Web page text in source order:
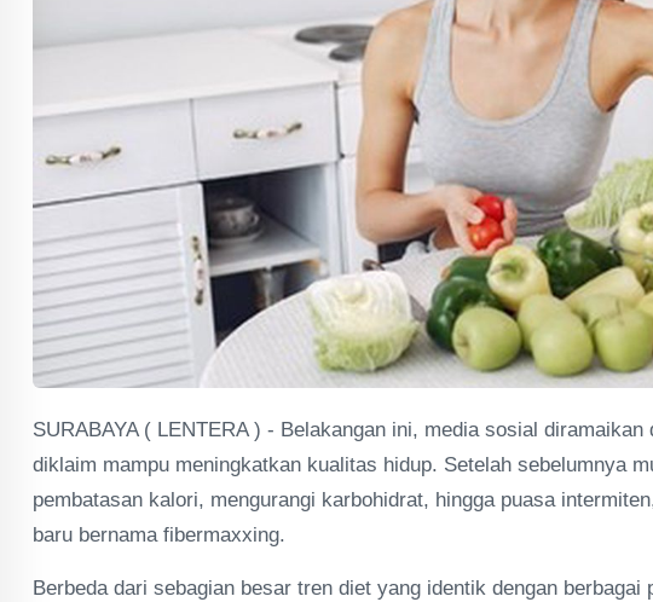
SURABAYA ( LENTERA ) - Belakangan ini, media sosial
diklaim mampu meningkatkan kualitas hidup. Setelah sebelumnya
pembatasan kalori, mengurangi karbohidrat, hingga puasa
baru bernama fibermaxxing.
Berbeda dari sebagian besar tren diet yang identik dengan